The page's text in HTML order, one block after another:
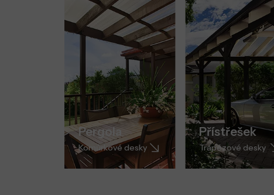
Pergola
Komůrkové desky
Přístřešek
Trapézové desky